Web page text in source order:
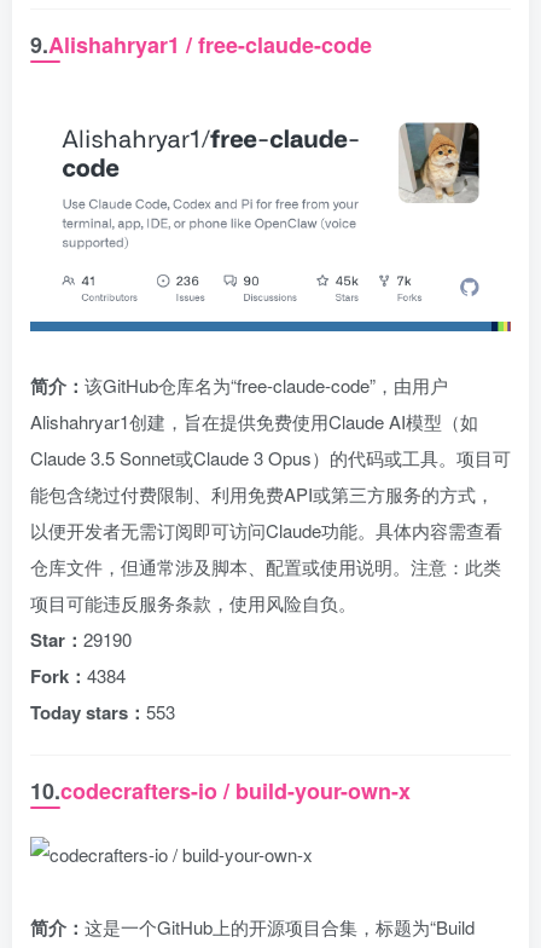
9.Alishahryar1 / free-claude-code
简介： 该GitHub仓库名为“free-claude-code”，由用户
Alishahryar1创建，旨在提供免费使用Claude AI模型（如
Claude 3.5 Sonnet或Claude 3 Opus）的代码或工具。项目可
能包含绕过付费限制、利用免费API或第三方服务的方式，
以便开发者无需订阅即可访问Claude功能。具体内容需查看
仓库文件，但通常涉及脚本、配置或使用说明。注意：此类
项目可能违反服务条款，使用风险自负。
Star： 29190
Fork： 4384
Today stars： 553
10.codecrafters-io / build-your-own-x
简介： 这是一个GitHub上的开源项目合集，标题为“Build